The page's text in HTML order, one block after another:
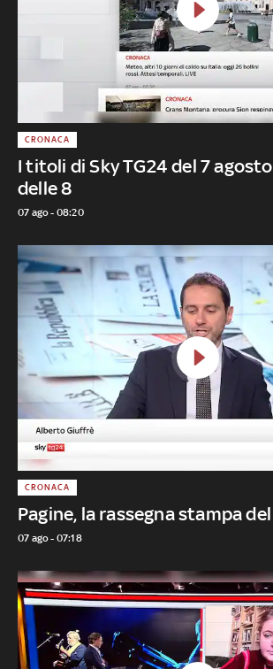
I titoli di Sky TG24 del 7
delle 8
CRONACA
07 ago - 08:20
Pagine, la rassegna stampa
CRONACA
07 ago - 07:18